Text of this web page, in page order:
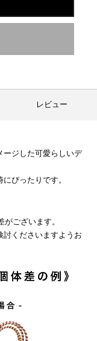
レビュー
ージした可愛らしいデ
ぴったりです。
ございます。
討くださいますようお